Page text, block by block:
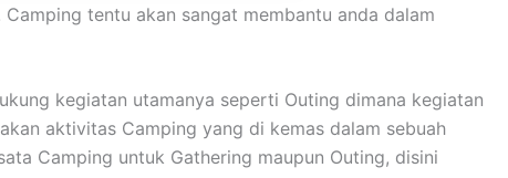
tentu akan sangat membantu anda dalam
kegiatan utamanya seperti Outing dimana kegiatan
aktivitas Camping yang di kemas dalam sebuah
Camping untuk Gathering maupun Outing, disini